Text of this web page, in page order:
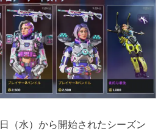
（水）から開始されたシーズン